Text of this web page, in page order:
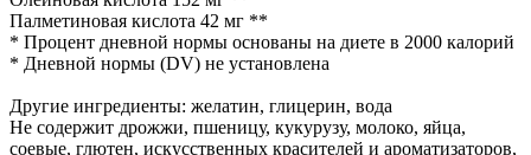
Палметиновая кислота 42 мг **
* Процент дневной нормы основаны на диете в 2000 калорий
* Дневной нормы (DV) не установлена
Другие ингредиенты: желатин, глицерин, вода
Не содержит дрожжи, пшеницу, кукурузу, молоко, яйца,
соевые, глютен, искусственных красителей и ароматизаторов,